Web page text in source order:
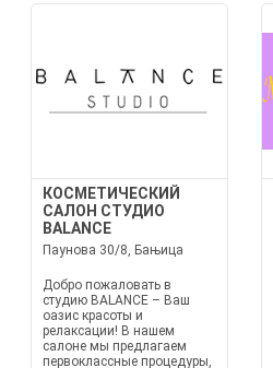
КОСМЕТИЧЕСКИЙ
САЛОН СТУДИО
BALANCE
Паунова 30/8, Бањица
Добро пожаловать в
студию BALANCE – Ваш
оазис красоты и
релаксации! В нашем
салоне мы предлагаем
первоклассные процедуры,